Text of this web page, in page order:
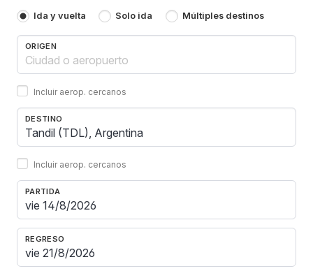
Ida y vuelta Solo ida Múltiples destinos
ORIGEN
Incluir aerop. cercanos
DESTINO
Incluir aerop. cercanos
PARTIDA
REGRESO